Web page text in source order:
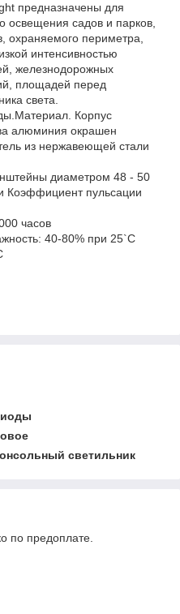
предназначены для
освещения садов и парков,
охраняемого периметра,
интенсивностью
железнодорожных
площадей перед
света.
Корпус
алюминия окрашен
из нержавеющей стали
диаметром 48 - 50
Коэффициент пульсации
часов
40-80% при 25`С
светильник
по предоплате.